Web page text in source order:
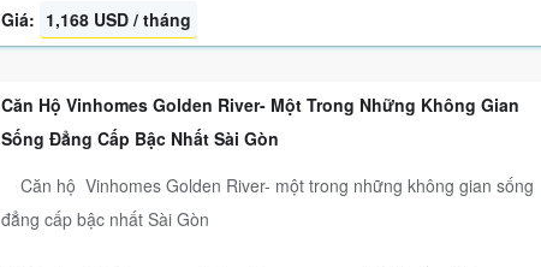
Giá: 1,168 USD / tháng
Căn Hộ Vinhomes Golden River- Một Trong Những Không Gian
Sống Đẳng Cấp Bậc Nhất Sài Gòn
Căn hộ Vinhomes Golden River- một trong những không gian sống
đẳng cấp bậc nhất Sài Gòn